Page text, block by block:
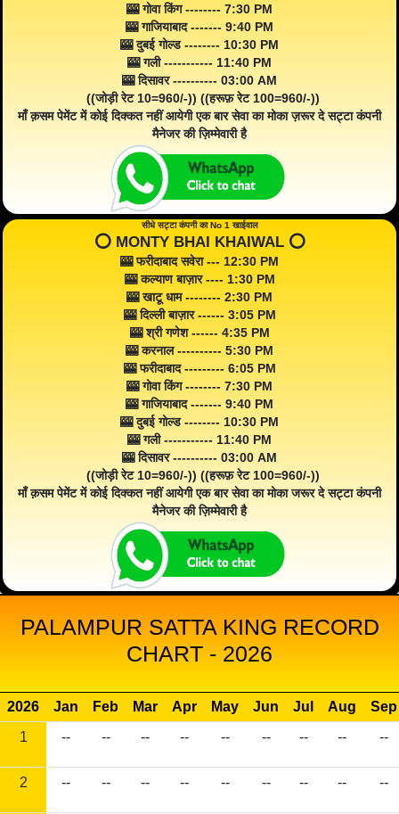
🎰 गोवा किंग -------- 7:30 PM
🎰 गाजियाबाद ------- 9:40 PM
🎰 दुबई गोल्ड -------- 10:30 PM
🎰 गली ----------- 11:40 PM
🎰 दिसावर ---------- 03:00 AM
((जोड़ी रेट 10=960/-)) ((हरूफ़ रेट 100=960/-))
माँ क़सम पेमेंट में कोई दिक्कत नहीं आयेगी एक बार सेवा का मोका ज़रूर दे सट्टा कंपनी
मैनेजर की ज़िम्मेवारी है
सीधे सट्टा कंपनी का No 1 खाईवाल
⭕️ MONTY BHAI KHAIWAL ⭕️
🎰 फरीदाबाद सवेरा --- 12:30 PM
🎰 कल्याण बाज़ार ---- 1:30 PM
🎰 खाटू धाम -------- 2:30 PM
🎰 दिल्ली बाज़ार ------ 3:05 PM
🎰 श्री गणेश ------ 4:35 PM
🎰 करनाल ---------- 5:30 PM
🎰 फरीदाबाद --------- 6:05 PM
🎰 गोवा किंग -------- 7:30 PM
🎰 गाजियाबाद ------- 9:40 PM
🎰 दुबई गोल्ड -------- 10:30 PM
🎰 गली ----------- 11:40 PM
🎰 दिसावर ---------- 03:00 AM
((जोड़ी रेट 10=960/-)) ((हरूफ़ रेट 100=960/-))
माँ क़सम पेमेंट में कोई दिक्कत नहीं आयेगी एक बार सेवा का मोका जरूर दे सट्टा कंपनी
मैनेजर की ज़िम्मेवारी है
PALAMPUR SATTA KING RECORD
CHART - 2026
2026 Jan Feb Mar Apr May Jun Jul Aug
Sep
1
-- -- -- -- -- -- -- -- --
2 -- -- -- -- -- -- -- -- --